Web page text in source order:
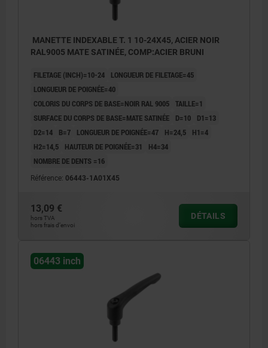
MANETTE INDEXABLE T. 1 10-24X45, ACIER NOIR
RAL9005 MATE SATINÉE, COMP:ACIER BRUNI
FILETAGE (INCH)=10-24
LONGUEUR DE FILETAGE=45
LONGUEUR DE POIGNÉE=40
COLORIS DU CORPS DE BASE=NOIR RAL 9005 TAILLE=1
SURFACE DU CORPS DE BASE=MATE SATINÉE
D=10
D1=13
D2=14
B=7 LONGUEUR DE POIGNÉE=47 H=24,5
H1=4
H2=14,5
HAUTEUR DE POIGNÉE=31
H4=34
NOMBRE DE DENTS =16
Référence: 06443-1A01X45
13,09 €
hors TVA
hors frais d’envoi
DÉTAILS
06443 inch